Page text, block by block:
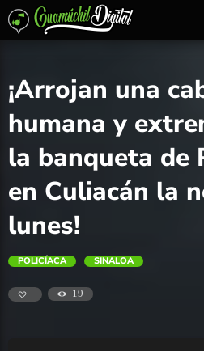
¡Arrojan una
humana y
la banqueta de
en Culiacán la
lunes!
POLICÍACA SINALOA
19